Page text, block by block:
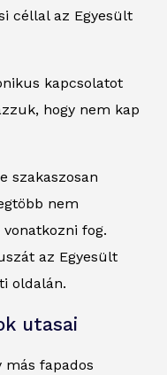
céllal az Egyesült
kapcsolatot
hogy nem kap
szakaszosan
nem
fog.
az Egyesült
oldalán.
utasai
más fapados